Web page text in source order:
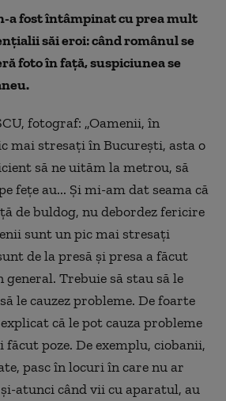
a fost întâmpinat cu prea mult
săi eroi: când românul se
foto în față, suspiciunea se
fotograf: „Oamenii, în
mai stresați în București, asta o
să ne uităm la metrou, să
fețe au... Și mi-am dat seama că
de buldog, nu debordez fericire
sunt un pic mai stresați
de la presă și presa a făcut
Trebuie să stau să le
le cauzez probleme. De foarte
că le pot cauza probleme
poze. De exemplu, ciobanii,
pasc în locuri în care nu ar
și-atunci când vii cu aparatul, au